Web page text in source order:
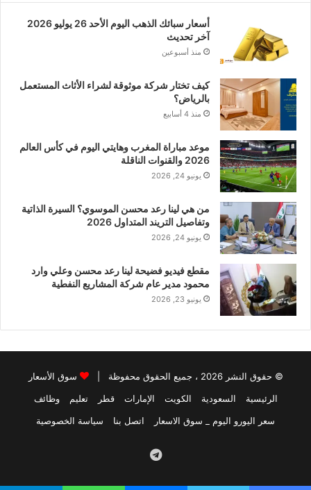
أسعار سبائك الذهب اليوم الأحد 26 يوليو 2026
آخر تحديث
منذ أسبوعين
كيف تختار شركة موثوقة لشراء الأثاث المستعمل
بالرياض؟
منذ 4 أسابيع
موعد مباراة المغرب وهايتي اليوم في كأس العالم
2026 والقنوات الناقلة
يونيو 24, 2026
من هي لينا رعد محسن الموسوي؟ السيرة الذاتية
وتفاصيل التريند المتداول 2026
يونيو 24, 2026
مقطع فيديو فضيحة لينا رعد محسن وعلي وارد
محمود مدير عام شركة المشاريع النفطية
يونيو 23, 2026
© حقوق النشر 2026 ، جميع الحقوق محفوظة |
سوق الأسعار
الرئيسية
السعودية الكويت الإمارات قطر تعليم
وظائف
سعر اليورو اليوم _ سوق الاسعار
اتصل بنا سياسة الخصوصية
Telegram